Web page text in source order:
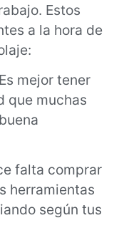
Estos
a la hora de
Es mejor tener
que muchas
falta comprar
herramientas
según tus